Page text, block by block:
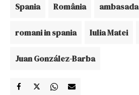
Spania România ambasada
romani in spania Iulia Matei
Juan González-Barba